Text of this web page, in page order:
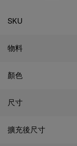
和細節，Unimax
規格
SKU
物料
顏色
尺寸
擴充後尺寸